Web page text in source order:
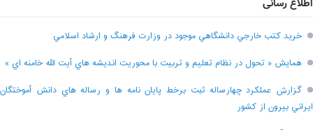
اطلاع رسانی
خريد کتب خارجي دانشگاهي موجود در وزارت فرهنگ و ارشاد اسلامي
همايش « تحول در نظام تعليم و تربيت با محوريت انديشه هاي آيت الله خامنه اي »
گزارش عملکرد چهارساله ثبت برخط پايان نامه ها و رساله هاي دانش آموختگان
ايراني بيرون از کشور